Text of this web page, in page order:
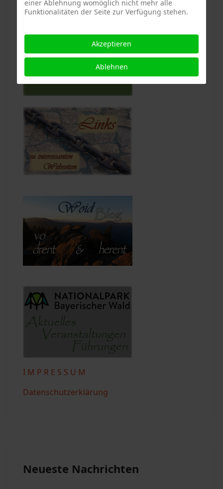
I M P R E S S U M
Datenschutzerklärung
Neueste Nachrichten
einer Ablehnung womöglich nicht mehr alle
Funktionalitäten der Seite zur Verfügung stehen.
Akzeptieren
Ablehnen